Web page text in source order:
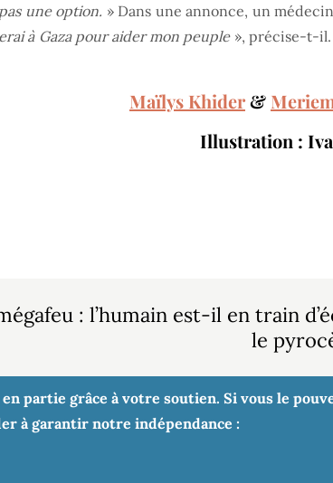
une option. » Dans une annonce, un
à Gaza pour aider mon peuple», précise-t-il.
Maïlys Khider&
Illustration :
: l’humain est-il en train
le
partie grâce à votre soutien. Si vous le
à garantir notre indépendance :